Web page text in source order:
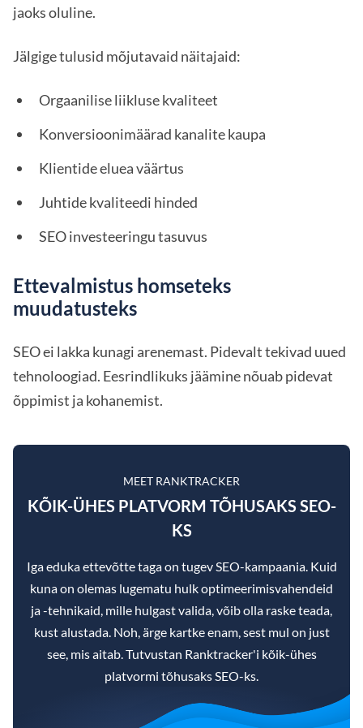
jaoks oluline.
Jälgige tulusid mõjutavaid näitajaid:
Orgaanilise liikluse kvaliteet
Konversioonimäärad kanalite kaupa
Klientide eluea väärtus
Juhtide kvaliteedi hinded
SEO investeeringu tasuvus
Ettevalmistus homseteks
muudatusteks
SEO ei lakka kunagi arenemast. Pidevalt tekivad uued
tehnoloogiad. Eesrindlikuks jäämine nõuab pidevat
õppimist ja kohanemist.
MEET RANKTRACKER
KÕIK-ÜHES PLATVORM TÕHUSAKS SEO-
KS
Iga eduka ettevõtte taga on tugev SEO-kampaania. Kuid
kuna on olemas lugematu hulk optimeerimisvahendeid
ja -tehnikaid, mille hulgast valida, võib olla raske teada,
kust alustada. Noh, ärge kartke enam, sest mul on just
see, mis aitab. Tutvustan Ranktracker'i kõik-ühes
platvormi tõhusaks SEO-ks.